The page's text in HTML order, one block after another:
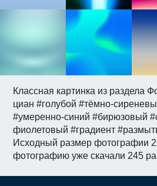
Классная картинка из раздела
циан #голубой #тёмно-
#умеренно-синий #бирюзовый
фиолетовый #градиент
Исходный размер фотографии
фотографию уже скачали 245